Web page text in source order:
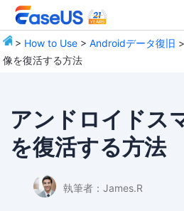
> How to Use >Androidデータ復旧
像を復活する方法
アンドロイドス
を復活する方法
執筆者： James.R